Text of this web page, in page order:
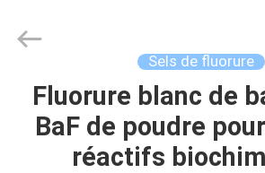
MAISON
Imp.&Exp.Co.,Ltd.
Sels de fluorure
Fluorure blanc de
BaF de poudre
réactifs